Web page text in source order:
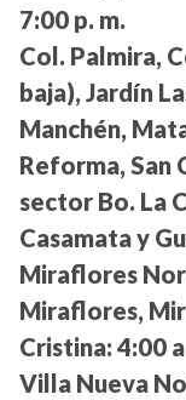
7:00 p. m.
Col. Palmira,
baja), Jardín
Manchén,
Reforma, San
sector Bo. La
Casamata y
Miraflores
Miraflores,
Cristina: 4:00
Villa Nueva